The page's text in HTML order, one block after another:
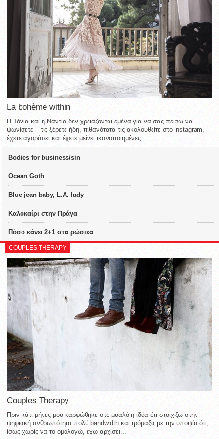
La bohème within
Η Τόνια και η Νάντια δεν χρειάζονται εμένα για να σας πείσω να
ψωνίσετε – τις ξέρετε ήδη, πιθανότατα τις ακολουθείτε στο instagram,
έχετε αγοράσει και έχετε μείνει ικανοποιημένες...
Bodies for business/sin
Ocean Goth
Blue jean baby, L.A. lady
Καλοκαίρι στην Πράγα
Πόσο κάνει 2+1 στα ρώσικα
COUPLES THERAPY
Couples Therapy
Πριν κάτι μήνες μου καρφώθηκε στο μυαλό η ιδέα ότι στοιχίζω στην
ψηφιακή ανθρωπότητα πολύ bandwidth και τρόμαξα με την υποψία ότι,
ίσως χωρίς να το ομολογώ, έχω αρχίσει...